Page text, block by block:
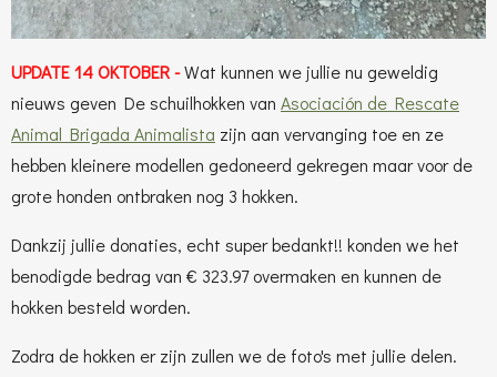
UPDATE 14 OKTOBER -Wat kunnen we jullie nu geweldig
nieuws geven De schuilhokken van Asociación de Rescate
Animal Brigada Animalista zijn aan vervanging toe en ze
hebben kleinere modellen gedoneerd gekregen maar voor de
grote honden ontbraken nog 3 hokken.
Dankzij jullie donaties, echt super bedankt!! konden we het
benodigde bedrag van € 323.97 overmaken en kunnen de
hokken besteld worden.
Zodra de hokken er zijn zullen we de foto's met jullie delen.